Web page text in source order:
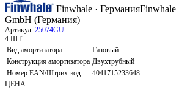
Finwhale · ГерманияFinwhale —
GmbH (Германия)
Артикул: 25074GU
4 ШТ
Вид амортизатора
Газовый
Конструкция амортизатора Двухтрубный
Номер EAN/Штрих-код
4041715233648
ЦЕНА